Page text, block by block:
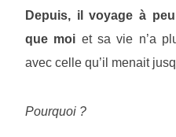
Depuis, il voyage à
que moi et sa vie n’a
avec celle qu’il menait
Pourquoi ?